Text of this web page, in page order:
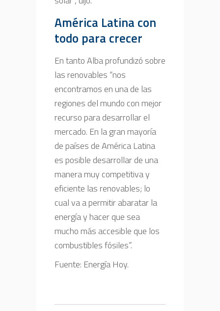
América Latina con
todo para crecer
En tanto Alba profundizó sobre
las renovables “nos
encontramos en una de las
regiones del mundo con mejor
recurso para desarrollar el
mercado. En la gran mayoría
de países de América Latina
es posible desarrollar de una
manera muy competitiva y
eficiente las renovables; lo
cual va a permitir abaratar la
energía y hacer que sea
mucho más accesible que los
combustibles fósiles”.
Fuente: Energía Hoy.